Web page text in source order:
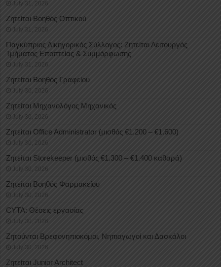
July 31, 2026
Ζητείται Βοηθός Οπτικού
July 31, 2026
Παγκύπριος Δικηγορικός Σύλλογος: Ζητείται Λειτουργός
Τμήματος Εποπτείας & Συμμόρφωσης
July 31, 2026
Ζητείται Βοηθός Γραφείου
July 30, 2026
Ζητείται Μηχανολόγος Μηχανικός
July 30, 2026
Ζητείται Office Administrator (μισθός €1.200 – €1.600)
July 30, 2026
Ζητείται Storekeeper (μισθός €1.300 – €1.400 καθαρά)
July 30, 2026
Ζητείται Βοηθός Φαρμακείου
July 30, 2026
CYTA: Θέσεις εργασίας
July 30, 2026
Ζητούνται Βρεφονηπιοκόμοι, Νηπιαγωγοί και Δασκάλοι
July 30, 2026
Ζητείται Junior Architect